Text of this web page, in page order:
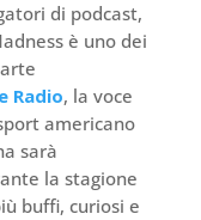
di podcast,
è uno dei
Radio, la voce
americano
sarà
la stagione
buffi, curiosi e